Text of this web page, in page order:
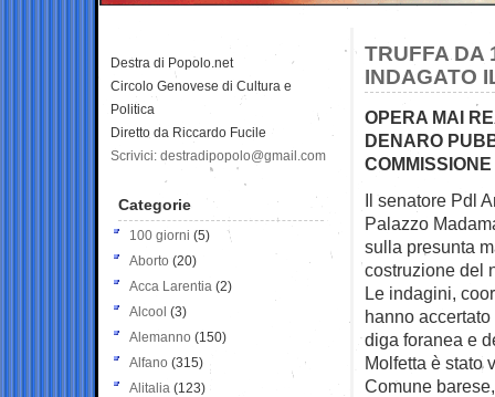
TRUFFA DA
INDAGATO
OPERA MAI
DENARO
Il senatore Pdl
Palazzo
sulla presunta
costruzione del
Le indagini,
hanno
diga foranea e
Molfetta è stato
Comune
Destra di Popolo.net
Circolo Genovese di Cultura e
Politica
Diretto da Riccardo Fucile
Scrivici: destradipopolo@gmail.com
Categorie
100 giorni (5)
Aborto (20)
Acca Larentia (2)
Alcool (3)
Alemanno (150)
Alfano (315)
Alitalia (123)